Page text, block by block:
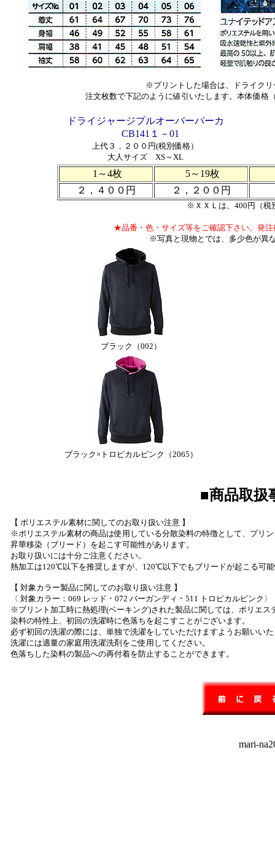
※プリントした場合は、ドライク
注文枚数で下記のように値引いたします。本体価
ドライジャージプルオーバーパーカ
CB141１－01
上代３，２００円(税別価格）
大人サイズ XS～XL
1～4枚
5～19枚
２，４００円
２，２００円
※ＸＸＬは、400円（税
★品番・色・サイズ等をご確認下さい。発
※写真と現物とでは、多少色が異
ブラック（002）
ブラック×トロピカルピンク（2065）
■商品取扱
【 ポリエステル素材に関してのお取り扱い注意 】
※ポリエステル素材の商品は使用している分散染料の特徴として、プリ
昇華移染（ブリード）を起こす可能性があります。
お取り扱いには十分ご注意ください。
熱加工は120℃以下を推奨しますが、120℃以下でもブリードが起こる可
【 対象カラー製品に関してのお取り扱い注意 】
〈 対象カラー：069 レッド ･ 072 バーガンディ ･ 511 トロピカルピンク〉
※プリント加工時に熱処理(ベーキング)された製品に関しては、ポリエス
染料の特性上、初回の洗濯時に色落ちを起こすことがございます。
必ず初回の洗濯の際には、単独で洗濯をしていただけますようお願いい
洗濯には適量の家庭用洗濯洗剤をご使用してください。
色落ちした染料の製品への再付着を防止することができます。
mari-